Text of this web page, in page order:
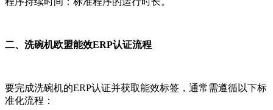
二、洗碗机欧盟能效ERP认证流程
要完成洗碗机的ERP认证并获取能效标签，通常需遵循以下标
准化流程：